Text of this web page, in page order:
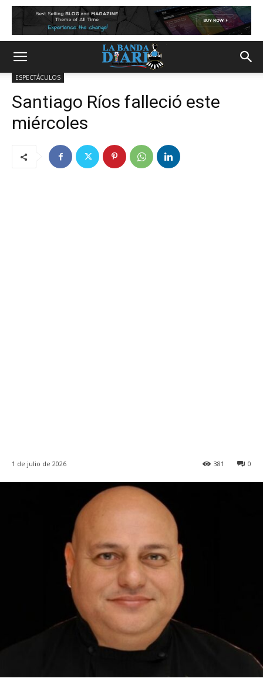
ESPECTÁCULOS
Santiago Ríos falleció este
miércoles
1 de julio de 2026 0
381